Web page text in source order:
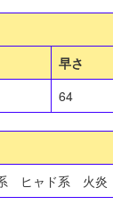
早さ
64
ヒャド系 火